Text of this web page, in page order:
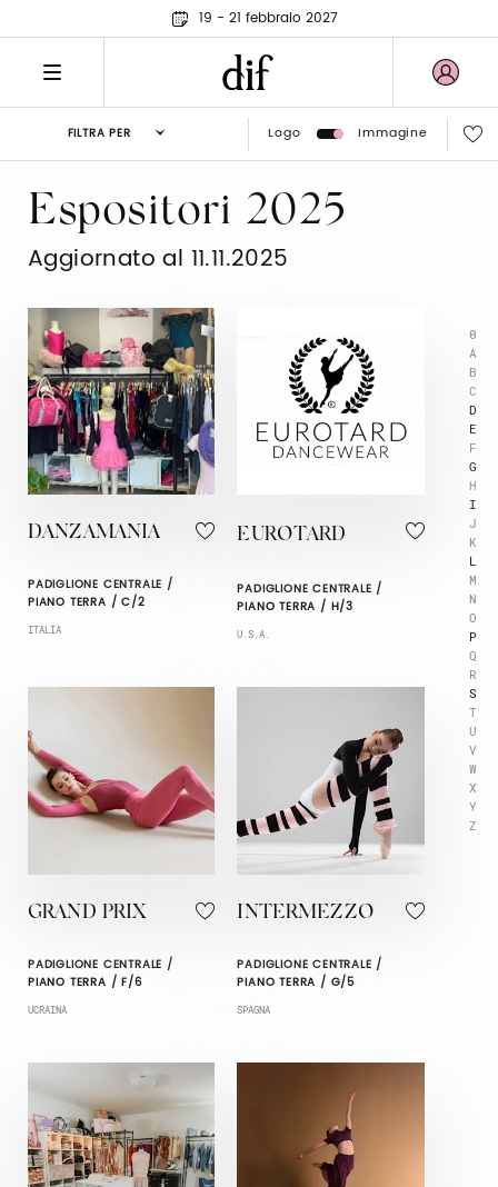
19 - 21 febbraio 2027
FILTRA PER Logo Immagine
0
A
B
C
D
E
F
G
H
I
J
K
L
M
N
O
P
Q
R
S
T
U
V
W
X
Y
Z
Espositori 2025
Aggiornato al 11.11.2025
DANZAMANIA
PADIGLIONE CENTRALE /
PIANO TERRA / C/2
ITALIA
EUROTARD
PADIGLIONE CENTRALE /
PIANO TERRA / H/3
U.S.A.
GRAND PRIX
PADIGLIONE CENTRALE /
PIANO TERRA / F/6
UCRAINA
INTERMEZZO
PADIGLIONE CENTRALE /
PIANO TERRA / G/5
SPAGNA